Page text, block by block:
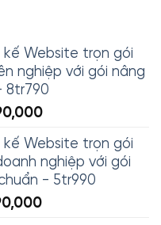
kế Website trọn gói
nghiệp với gói nâng
8tr790
kế Website trọn gói
nghiệp với gói
- 5tr990